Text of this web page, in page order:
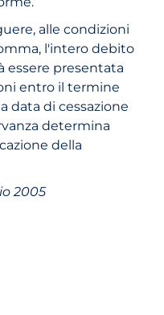
alle condizioni
l'intero debito
essere presentata
entro il termine
data di cessazione
determina
della
2005